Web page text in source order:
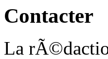
Contacter
La